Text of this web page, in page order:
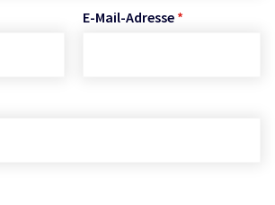
E-Mail-Adresse *